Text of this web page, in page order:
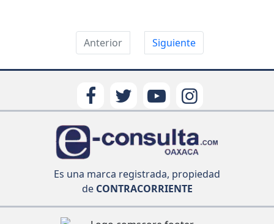
Anterior Siguiente
Es una marca registrada, propiedad
deCONTRACORRIENTE